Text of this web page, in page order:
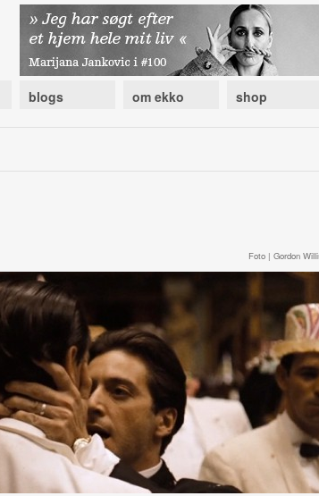
blogs om ekko shop
Foto | Gordon